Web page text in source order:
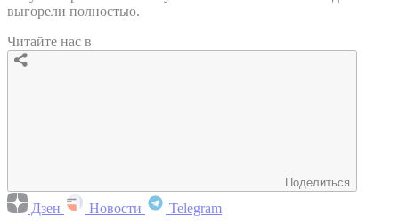
выгорели полностью.
Читайте нас в
Поделиться
Дзен Новости Telegram